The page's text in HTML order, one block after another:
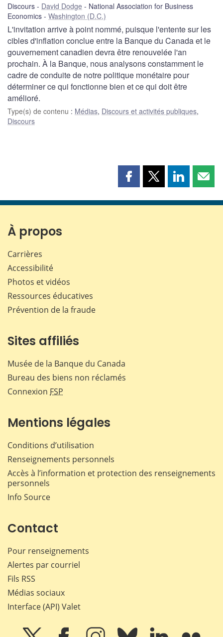
Discours David Dodge
National Association for Business
Economics
Washington (D.C.)
L'invitation arrive à point nommé, puisque l'entente sur les
cibles d'inflation conclue entre la Banque du Canada et le
gouvernement canadien devra être renouvelée l'an
prochain. À la Banque, nous analysons constamment le
cadre de conduite de notre politique monétaire pour
déterminer ce qui fonctionne bien et ce qui doit être
amélioré.
Type(s) de contenu : Médias, Discours et activités publiques,
Discours
Partager
page
Partager
page
Partager
page page
À propos
Carrières
Accessibilité
Photos et vidéos
Ressources éducatives
Prévention de la fraude
Sites affiliés
Musée de la Banque du Canada
Bureau des biens non réclamés
Connexion FSP
Mentions légales
Conditions d’utilisation
Renseignements personnels
Accès à l’information et protection des renseignements
personnels
Info Source
Contact
Pour renseignements
Alertes par courriel
Fils RSS
Médias sociaux
Interface (API) Valet